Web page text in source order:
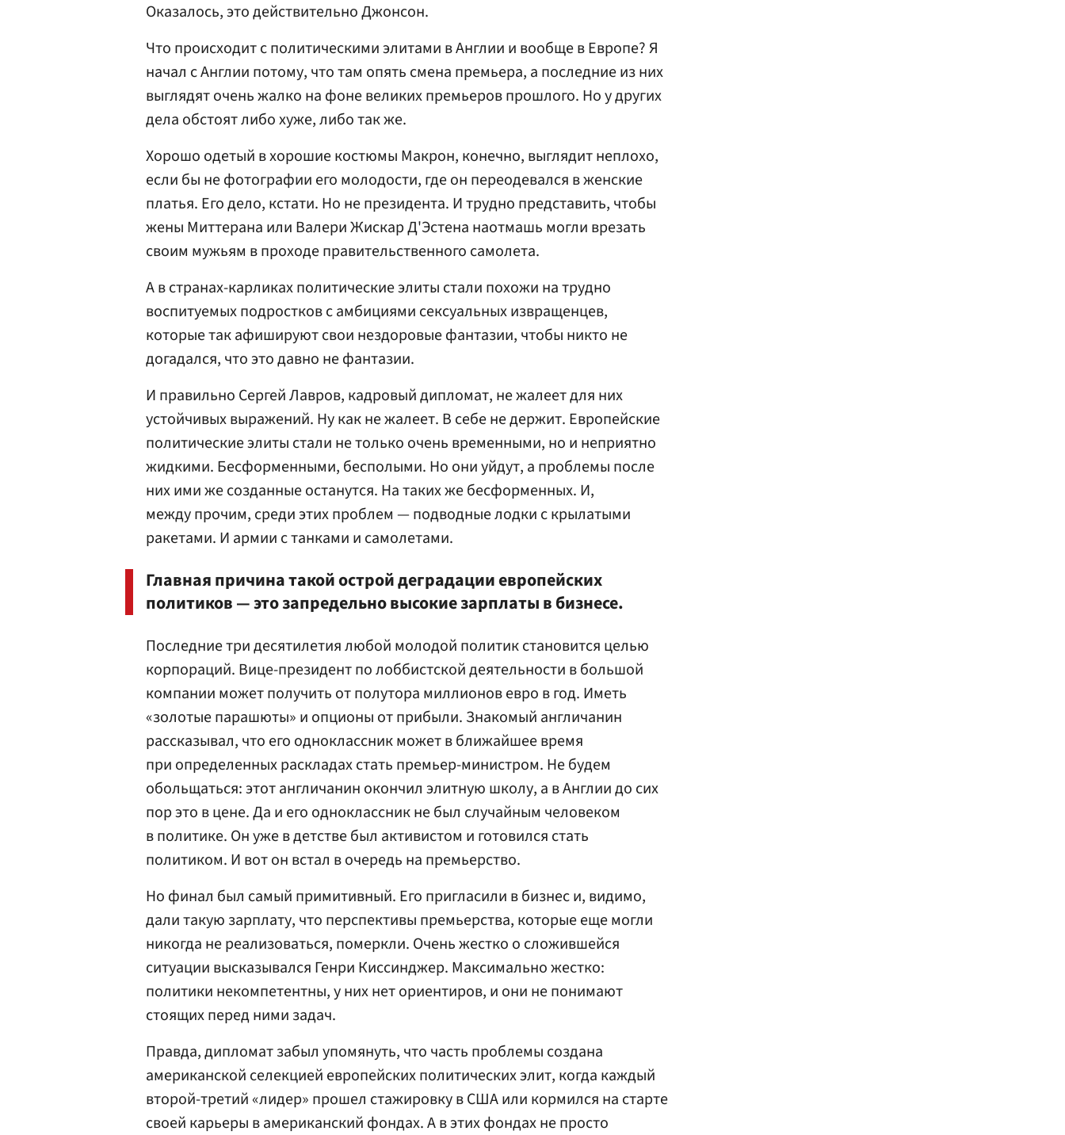
Оказалось, это действительно Джонсон.
Что происходит с политическими элитами в Англии и вообще в Европе? Я
начал с Англии потому, что там опять смена премьера, а последние из них
выглядят очень жалко на фоне великих премьеров прошлого. Но у других
дела обстоят либо хуже, либо так же.
Хорошо одетый в хорошие костюмы Макрон, конечно, выглядит неплохо,
если бы не фотографии его молодости, где он переодевался в женские
платья. Его дело, кстати. Но не президента. И трудно представить, чтобы
жены Миттерана или Валери Жискар Д'Эстена наотмашь могли врезать
своим мужьям в проходе правительственного самолета.
А в странах-карликах политические элиты стали похожи на трудно
воспитуемых подростков с амбициями сексуальных извращенцев,
которые так афишируют свои нездоровые фантазии, чтобы никто не
догадался, что это давно не фантазии.
И правильно Сергей Лавров, кадровый дипломат, не жалеет для них
устойчивых выражений. Ну как не жалеет. В себе не держит. Европейские
политические элиты стали не только очень временными, но и неприятно
жидкими. Бесформенными, бесполыми. Но они уйдут, а проблемы после
них ими же созданные останутся. На таких же бесформенных. И,
между прочим, среди этих проблем — подводные лодки с крылатыми
ракетами. И армии с танками и самолетами.
Главная причина такой острой деградации европейских
политиков — это запредельно высокие зарплаты в бизнесе.
Последние три десятилетия любой молодой политик становится целью
корпораций. Вице-президент по лоббистской деятельности в большой
компании может получить от полутора миллионов евро в год. Иметь
«золотые парашюты» и опционы от прибыли. Знакомый англичанин
рассказывал, что его одноклассник может в ближайшее время
при определенных раскладах стать премьер-министром. Не будем
обольщаться: этот англичанин окончил элитную школу, а в Англии до сих
пор это в цене. Да и его одноклассник не был случайным человеком
в политике. Он уже в детстве был активистом и готовился стать
политиком. И вот он встал в очередь на премьерство.
Но финал был самый примитивный. Его пригласили в бизнес и, видимо,
дали такую зарплату, что перспективы премьерства, которые еще могли
никогда не реализоваться, померкли. Очень жестко о сложившейся
ситуации высказывался Генри Киссинджер. Максимально жестко:
политики некомпетентны, у них нет ориентиров, и они не понимают
стоящих перед ними задач.
Правда, дипломат забыл упомянуть, что часть проблемы создана
американской селекцией европейских политических элит, когда каждый
второй-третий «лидер» прошел стажировку в США или кормился на старте
своей карьеры в американский фондах. А в этих фондах не просто